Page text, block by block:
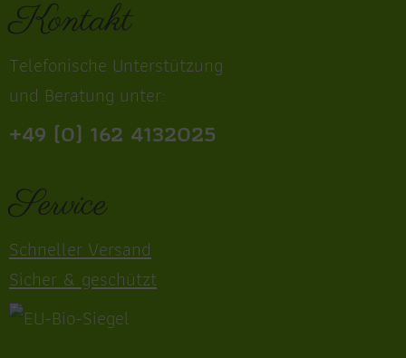
Kontakt
Telefonische Unterstützung
und Beratung unter:
+49 (0) 162 4132025
Service
Schneller Versand
Sicher & geschützt